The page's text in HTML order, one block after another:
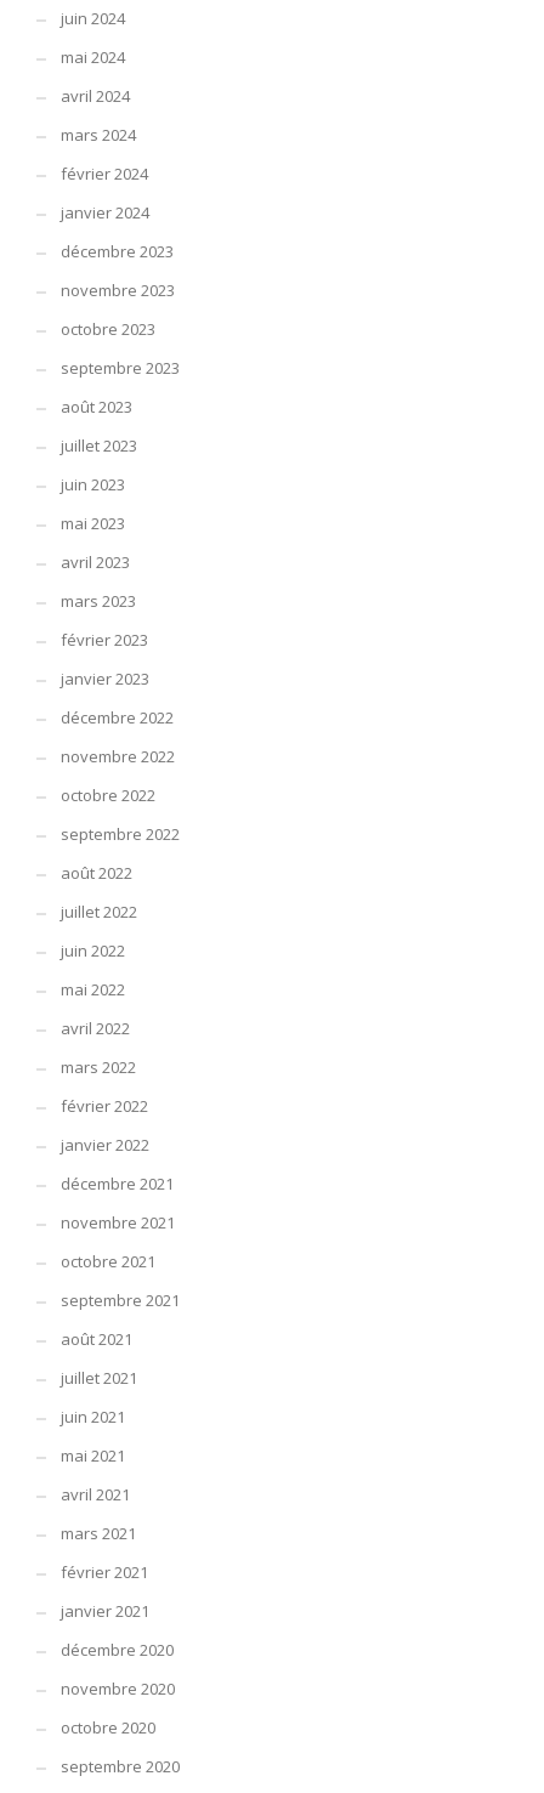
juin 2024
mai 2024
avril 2024
mars 2024
février 2024
janvier 2024
décembre 2023
novembre 2023
octobre 2023
septembre 2023
août 2023
juillet 2023
juin 2023
mai 2023
avril 2023
mars 2023
février 2023
janvier 2023
décembre 2022
novembre 2022
octobre 2022
septembre 2022
août 2022
juillet 2022
juin 2022
mai 2022
avril 2022
mars 2022
février 2022
janvier 2022
décembre 2021
novembre 2021
octobre 2021
septembre 2021
août 2021
juillet 2021
juin 2021
mai 2021
avril 2021
mars 2021
février 2021
janvier 2021
décembre 2020
novembre 2020
octobre 2020
septembre 2020